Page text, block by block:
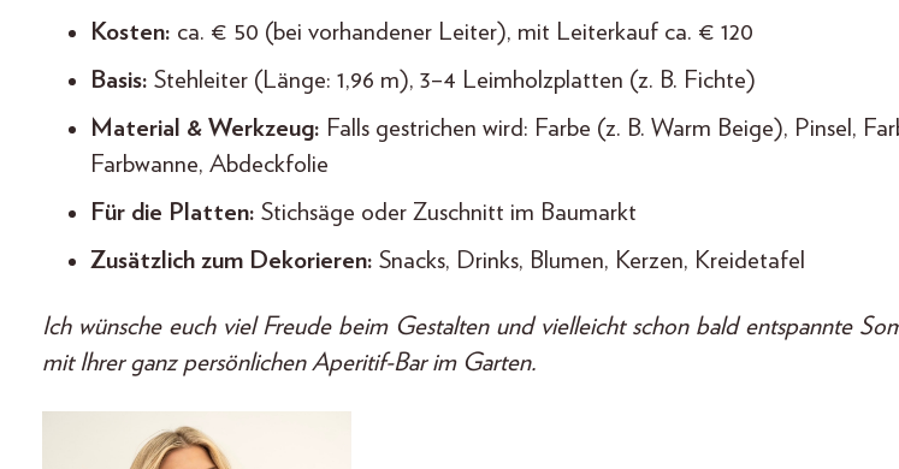
Kosten: ca. € 50 (bei vorhandener Leiter), mit Leiterkauf ca. € 120
Basis: Stehleiter (Länge: 1,96 m), 3–4 Leimholzplatten (z. B. Fichte)
Material & Werkzeug: Falls gestrichen wird: Farbe (z. B. Warm Beige), Pinsel,
Farbwanne, Abdeckfolie
Für die Platten: Stichsäge oder Zuschnitt im Baumarkt
Zusätzlich zum Dekorieren: Snacks, Drinks, Blumen, Kerzen, Kreidetafel
Ich wünsche euch viel Freude beim Gestalten und vielleicht schon bald entspannte
mit Ihrer ganz persönlichen Aperitif-Bar im Garten.